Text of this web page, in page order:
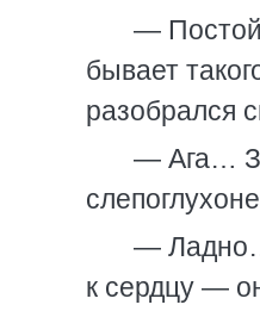
—
бывает
разобрался
— Ага…
— Ладно…
к сердцу —